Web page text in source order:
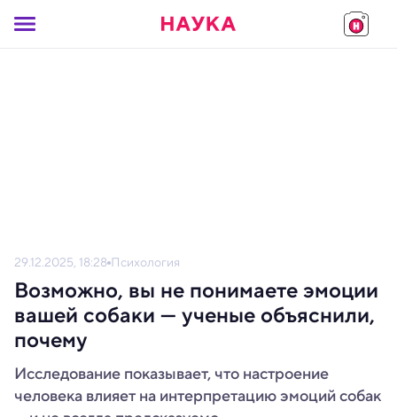
29.12.2025, 18:28 Психология
Возможно, вы не понимаете эмоции
вашей собаки — ученые объяснили,
почему
Исследование показывает, что настроение
человека влияет на интерпретацию эмоций собак